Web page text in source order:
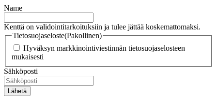
Name
Kenttä on validointitarkoituksiin ja tulee jättää koskemattomaksi.
Tietosuojaseloste(Pakollinen)
Hyväksyn markkinointiviestinnän tietosuojaselosteen
mukaisesti
Sähköposti